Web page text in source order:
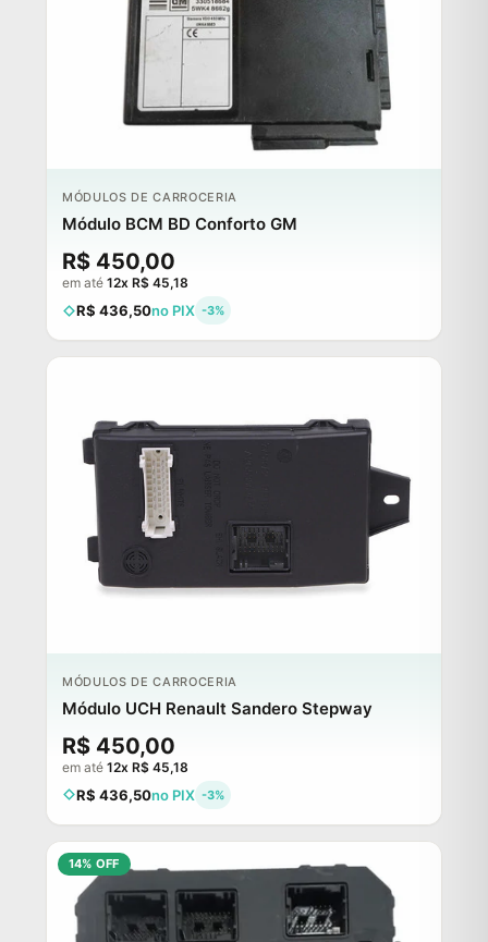
MÓDULOS DE CARROCERIA
Módulo BCM BD Conforto GM
R$ 450,00
em até 12x R$ 45,18
R$ 436,50no PIX -3%
MÓDULOS DE CARROCERIA
Módulo UCH Renault Sandero Stepway
R$ 450,00
em até 12x R$ 45,18
R$ 436,50no PIX -3%
14% OFF